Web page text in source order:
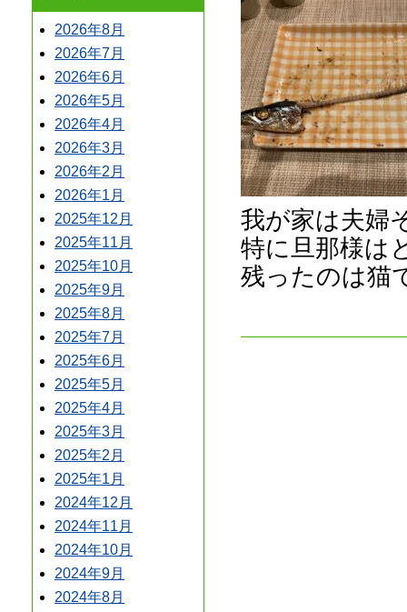
2026年8月
2026年7月
2026年6月
2026年5月
2026年4月
2026年3月
2026年2月
2026年1月
2025年12月
2025年11月
2025年10月
2025年9月
2025年8月
2025年7月
2025年6月
2025年5月
2025年4月
2025年3月
2025年2月
2025年1月
2024年12月
2024年11月
2024年10月
2024年9月
2024年8月
我が家は夫婦
特に旦那様は
残ったのは猫